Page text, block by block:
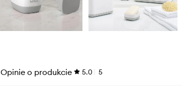
Opinie o produkcie 5.0 5